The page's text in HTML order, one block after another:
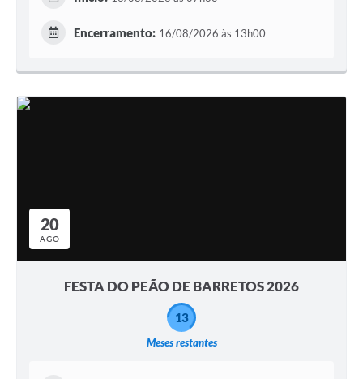
Encerramento: 16/08/2026 às 13h00
20
AGO
FESTA DO PEÃO DE BARRETOS 2026
Meses restantes
13